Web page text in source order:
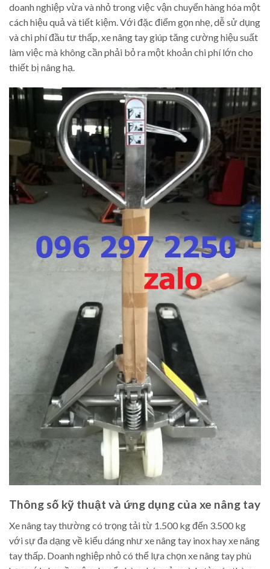
doanh nghiệp vừa và nhỏ trong việc vận chuyển hàng hóa một
cách hiệu quả và tiết kiệm. Với đặc điểm gọn nhẹ, dễ sử dụng
và chi phí đầu tư thấp, xe nâng tay giúp tăng cường hiệu suất
làm việc mà không cần phải bỏ ra một khoản chi phí lớn cho
thiết bị nâng hạ.
Thông số kỹ thuật và ứng dụng của xe nâng tay
Xe nâng tay thường có trọng tải từ 1.500 kg đến 3.500 kg
với sự đa dạng về kiểu dáng như xe nâng tay inox hay xe nâng
tay thấp. Doanh nghiệp nhỏ có thể lựa chọn xe nâng tay phù